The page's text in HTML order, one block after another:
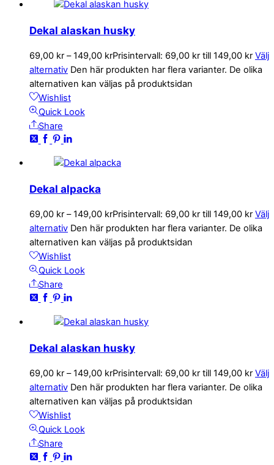
Dekal alaskan husky
69,00 kr – 149,00 krPrisintervall: 69,00 kr till 149,00 kr Välj
alternativ Den här produkten har flera varianter. De olika
alternativen kan väljas på produktsidan
Wishlist
Quick Look
Share
Dekal alpacka
69,00 kr – 149,00 krPrisintervall: 69,00 kr till 149,00 kr Välj
alternativ Den här produkten har flera varianter. De olika
alternativen kan väljas på produktsidan
Wishlist
Quick Look
Share
Dekal alaskan husky
69,00 kr – 149,00 krPrisintervall: 69,00 kr till 149,00 kr Välj
alternativ Den här produkten har flera varianter. De olika
alternativen kan väljas på produktsidan
Wishlist
Quick Look
Share